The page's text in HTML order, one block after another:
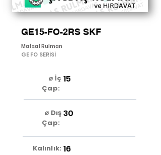
GE15-FO-2RS SKF
Mafsal Rulman
GE FO SERİSİ
⌀ İç
Çap:
15
⌀ Dış
Çap:
30
Kalınlık: 16